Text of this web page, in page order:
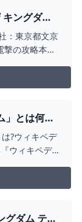
ングダ
決定！ 商
：東京都文京
の攻略本」
年9月1日
」とは何？
?ウィキペデ
ウィキペディ
ラジル代表
ム テク